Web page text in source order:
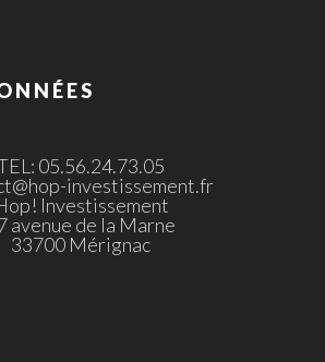
05.56.24.73.05
investissement.fr
Investissement
avenue de la Marne
33700 Mérignac